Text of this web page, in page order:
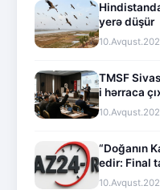
yerə düşür
TMSF
i hərraca
“Doğanın
edir: Final